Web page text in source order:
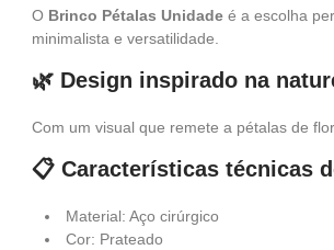
O Brinco Pétalas Unidade é a escolha
minimalista e versatilidade.
🌿 Design inspirado na
Com um visual que remete a pétalas de
📋 Características técnicas
Material: Aço cirúrgico
Cor: Prateado